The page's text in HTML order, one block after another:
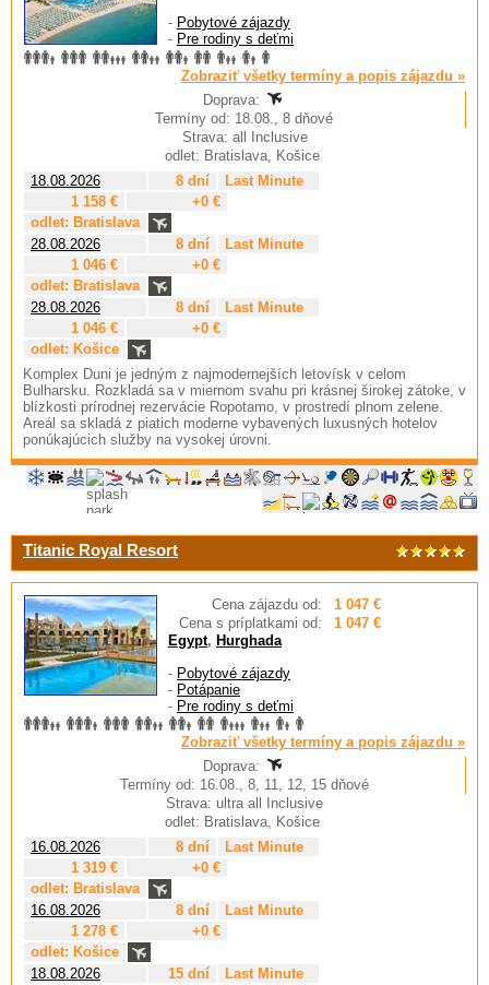
- Pobytové zájazdy
- Pre rodiny s deťmi
Zobraziť všetky termíny a popis zájazdu »
Doprava:
Termíny od: 18.08., 8 dňové
Strava: all Inclusive
odlet: Bratislava, Košice
18.08.2026
8 dní
Last Minute
1 158 €
+0 €
odlet: Bratislava
28.08.2026
8 dní
Last Minute
1 046 €
+0 €
odlet: Bratislava
28.08.2026
8 dní
Last Minute
1 046 €
+0 €
odlet: Košice
Komplex Duni je jedným z najmodernejších letovísk v celom
Bulharsku. Rozkladá sa v miernom svahu pri krásnej širokej zátoke, v
blízkosti prírodnej rezervácie Ropotamo, v prostredí plnom zelene.
Areál sa skladá z piatich moderne vybavených luxusných hotelov
ponúkajúcich služby na vysokej úrovni.
Titanic Royal Resort
Cena zájazdu od:
1 047 €
Cena s príplatkami od:
1 047 €
Egypt, Hurghada
- Pobytové zájazdy
- Potápanie
- Pre rodiny s deťmi
Zobraziť všetky termíny a popis zájazdu »
Doprava:
Termíny od: 16.08., 8, 11, 12, 15 dňové
Strava: ultra all Inclusive
odlet: Bratislava, Košice
16.08.2026
8 dní
Last Minute
1 319 €
+0 €
odlet: Bratislava
16.08.2026
8 dní
Last Minute
1 278 €
+0 €
odlet: Košice
18.08.2026
15 dní
Last Minute